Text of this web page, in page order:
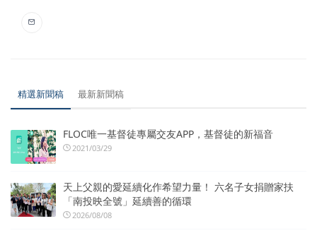
精選新聞稿 最新新聞稿
FLOC唯一基督徒專屬交友APP，基督徒的新福音
2021/03/29
天上父親的愛延續化作希望力量！ 六名子女捐贈家扶
「南投映全號」延續善的循環
2026/08/08